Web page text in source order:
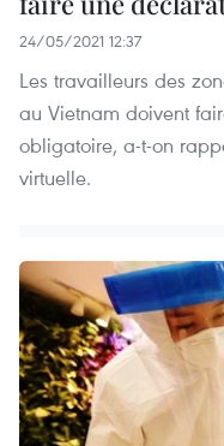
24/05/2021 12:37
Les travailleurs des
au Vietnam doivent
obligatoire, a-t-on
virtuelle.